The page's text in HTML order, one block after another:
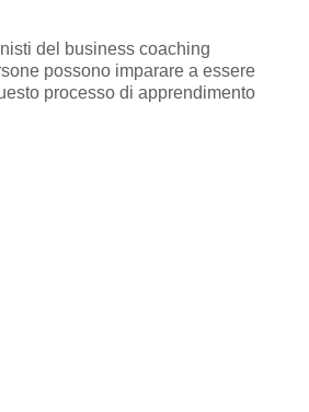
del business coaching
possono imparare a essere
processo di apprendimento